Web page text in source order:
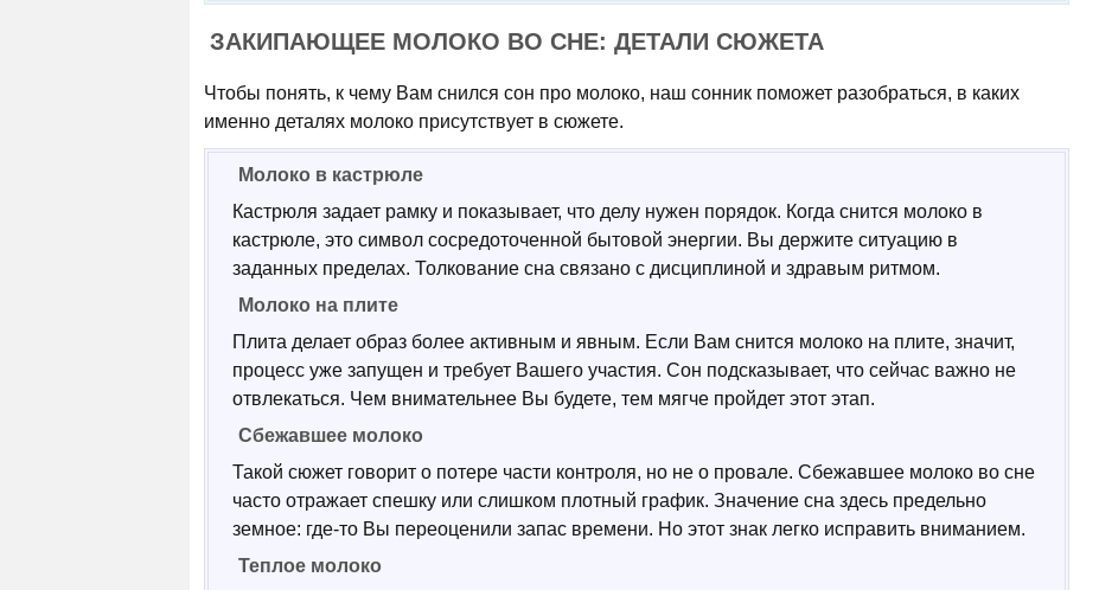
ЗАКИПАЮЩЕЕ МОЛОКО ВО СНЕ: ДЕТАЛИ СЮЖЕТА
Чтобы понять, к чему Вам снился сон про молоко, наш сонник поможет разобраться, в каких
именно деталях молоко присутствует в сюжете.
Молоко в кастрюле
Кастрюля задает рамку и показывает, что делу нужен порядок. Когда снится молоко в
кастрюле, это символ сосредоточенной бытовой энергии. Вы держите ситуацию в
заданных пределах. Толкование сна связано с дисциплиной и здравым ритмом.
Молоко на плите
Плита делает образ более активным и явным. Если Вам снится молоко на плите, значит,
процесс уже запущен и требует Вашего участия. Сон подсказывает, что сейчас важно не
отвлекаться. Чем внимательнее Вы будете, тем мягче пройдет этот этап.
Сбежавшее молоко
Такой сюжет говорит о потере части контроля, но не о провале. Сбежавшее молоко во сне
часто отражает спешку или слишком плотный график. Значение сна здесь предельно
земное: где-то Вы переоценили запас времени. Но этот знак легко исправить вниманием.
Теплое молоко